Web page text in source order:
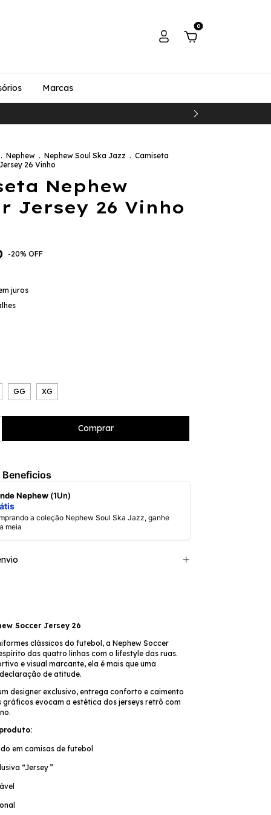
0
Marcas
. Nephew . Nephew Soul Ska Jazz . Camiseta
26 Vinho
Nephew
Jersey 26 Vinho
-20% OFF
juros
GG XG
Nephew (1Un)
meia
Soccer Jersey 26
clássicos do futebol, a Nephew Soccer
das quatro linhas com o lifestyle das ruas.
e visual marcante, ela é mais que uma
de atitude.
designer exclusivo, entrega conforto e caimento
gráficos evocam a estética dos jerseys retrô com
em camisas de futebol
“Jersey ”